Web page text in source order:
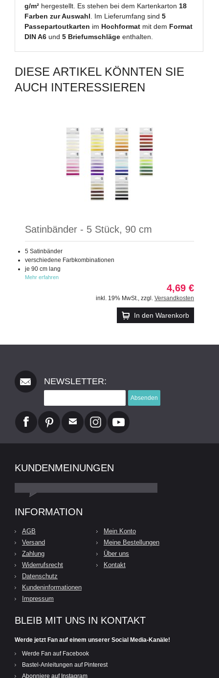
g/m² hergestellt. Es stehen bei dem Kartenkarton 18
Farben zur Auswahl . Im Lieferumfang sind5
Passepartoutkarten im Hochformat mit dem Format
DIN A6 und5 Briefumschläge enthalten.
DIESE ARTIKEL KÖNNTEN SIE
AUCH INTERESSIEREN
Satinbänder - 5 Stück, 90 cm
5 Satinbänder
verschiedene Farbkombinationen
je 90 cm lang
Mehr erfahren
4,69 €
inkl. 19% MwSt., zzgl. Versandkosten
In den Warenkorb
NEWSLETTER:
Absenden
KUNDENMEINUNGEN
INFORMATION
AGB
Versand
Zahlung
Widerrufsrecht
Datenschutz
Kundeninformationen
Impressum
Mein Konto
Meine Bestellungen
Über uns
Kontakt
BLEIB MIT UNS IN KONTAKT
Werde jetzt Fan auf einem unserer Social Media-Kanäle!
Werde Fan auf Facebook
Bastel-Anleitungen auf Pinterest
Abonniere auf Instagram